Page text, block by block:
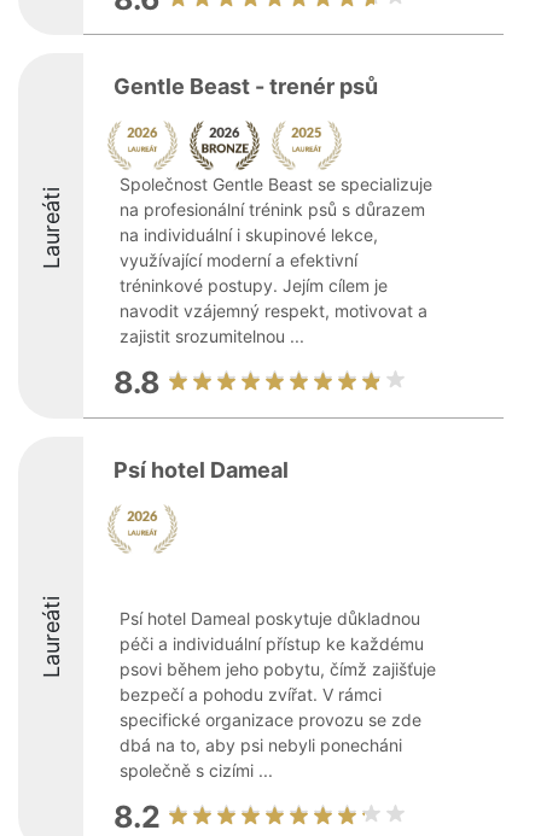
Laureáti
Gentle Beast - trenér psů
Společnost Gentle Beast se specializuje
na profesionální trénink psů s důrazem
na individuální i skupinové lekce,
využívající moderní a efektivní
tréninkové postupy. Jejím cílem je
navodit vzájemný respekt, motivovat a
zajistit srozumitelnou ...
8.8
Laureáti
Psí hotel Dameal
Psí hotel Dameal poskytuje důkladnou
péči a individuální přístup ke každému
psovi během jeho pobytu, čímž zajišťuje
bezpečí a pohodu zvířat. V rámci
specifické organizace provozu se zde
dbá na to, aby psi nebyli ponecháni
společně s cizími ...
8.2